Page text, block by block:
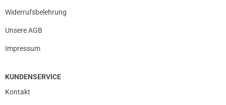
Widerrufsbelehrung
Unsere AGB
Impressum
KUNDENSERVICE
Kontakt